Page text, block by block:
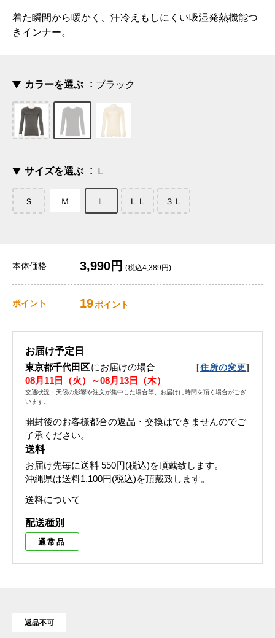
着た瞬間から暖かく、汗冷えもしにくい吸湿発熱機能つ
きインナー。
カラーを選ぶ ブラック
サイズを選ぶ Ｌ
Ｓ Ｍ Ｌ ＬＬ ３Ｌ
本体価格 3,990円 (税込4,389円)
ポイント 19ポイント
お届け予定日
東京都千代田区にお届けの場合 [住所の変更]
08月11日（火）～08月13日（木）
交通状況・天候の影響や注文が集中した場合等、お届けに時間を頂く場合がござ
います。
開封後のお客様都合の返品・交換はできませんのでご
了承ください。
送料
お届け先毎に送料 550円(税込)を頂戴致します。
沖縄県は送料1,100円(税込)を頂戴致します。
送料について
配送種別
通常品
返品不可